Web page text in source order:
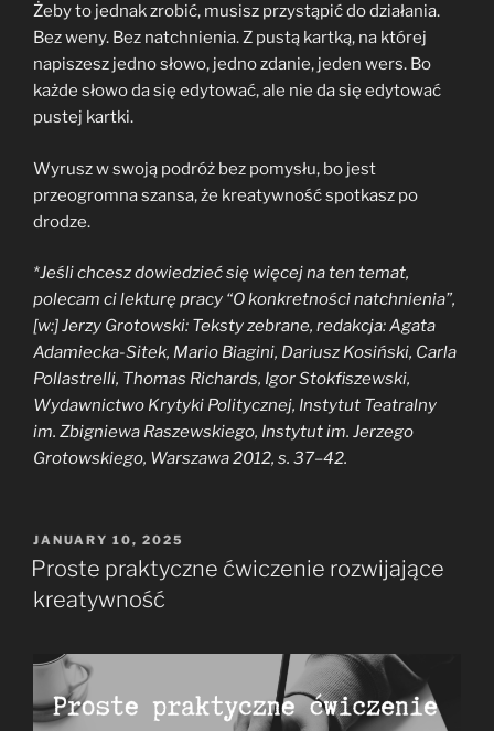
Żeby to jednak zrobić, musisz przystąpić do działania.
Bez weny. Bez natchnienia. Z pustą kartką, na której
napiszesz jedno słowo, jedno zdanie, jeden wers. Bo
każde słowo da się edytować, ale nie da się edytować
pustej kartki.
Wyrusz w swoją podróż bez pomysłu, bo jest
przeogromna szansa, że kreatywność spotkasz po
drodze.
*Jeśli chcesz dowiedzieć się więcej na ten temat,
polecam ci lekturę pracy “O konkretności natchnienia”,
[w:] Jerzy Grotowski: Teksty zebrane, redakcja: Agata
Adamiecka-Sitek, Mario Biagini, Dariusz Kosiński, Carla
Pollastrelli, Thomas Richards, Igor Stokfiszewski,
Wydawnictwo Krytyki Politycznej, Instytut Teatralny
im. Zbigniewa Raszewskiego, Instytut im. Jerzego
Grotowskiego, Warszawa 2012, s. 37–42.
POSTED
ON
JANUARY 10, 2025
Proste praktyczne ćwiczenie rozwijające
kreatywność